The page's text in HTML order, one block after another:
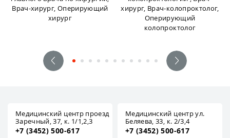
Врач-хирург, Оперирующий
хирург
хирург, Врач-колопроктолог,
Оперирующий
колопроктолог
Медицинский центр проезд
Заречный, 37, к. 1/1,2,3
+7 (3452) 500-617
Медицинский центр ул.
Беляева, 33, к. 2/3,4
+7 (3452) 500-617